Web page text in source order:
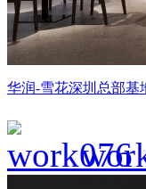
华润-雪花深圳总部基